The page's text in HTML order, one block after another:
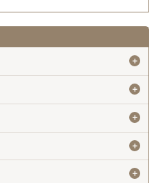
＋
＋
＋
＋
＋